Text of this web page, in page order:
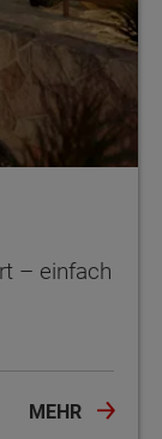
– einfach
MEHR